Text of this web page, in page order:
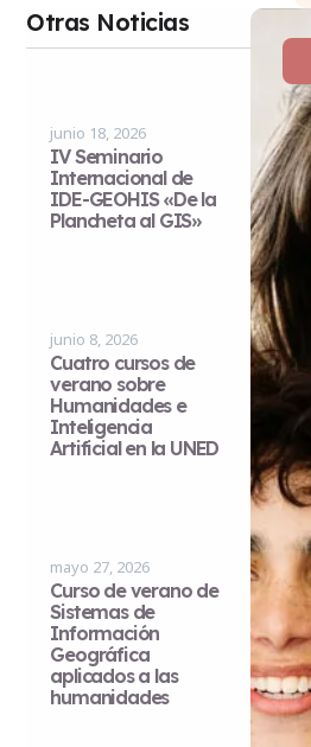
Otras Noticias
junio 18, 2026
IV Seminario
Internacional de
IDE-GEOHIS «De la
Plancheta al GIS»
junio 8, 2026
Cuatro cursos de
verano sobre
Humanidades e
Inteligencia
Artificial en la UNED
mayo 27, 2026
Curso de verano de
Sistemas de
Información
Geográfica
aplicados a las
humanidades